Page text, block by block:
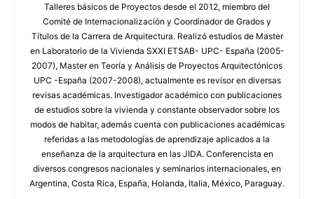
Talleres básicos de Proyectos desde el 2012, miembro del
Comité de Internacionalización y Coordinador de Grados y
Títulos de la Carrera de Arquitectura. Realizó estudios de Master
en Laboratorio de la Vivienda SXXI ETSAB- UPC- España (2005-
2007), Master en Teoría y Análisis de Proyectos Arquitectónicos
UPC -España (2007-2008), actualmente es revisor en diversas
revisas académicas. Investigador académico con publicaciones
de estudios sobre la vivienda y constante observador sobre los
modos de habitar, además cuenta con publicaciones académicas
referidas a las metodologías de aprendizaje aplicados a la
enseñanza de la arquitectura en las JIDA. Conferencista en
diversos congresos nacionales y seminarios internacionales, en
Argentina, Costa Rica, España, Holanda, Italia, México, Paraguay.